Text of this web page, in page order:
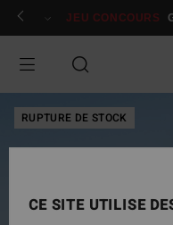
Passer
produit
Se connecter /
JEU CONCOURS
RUPTURE DE STOCK
CE SITE UTILISE